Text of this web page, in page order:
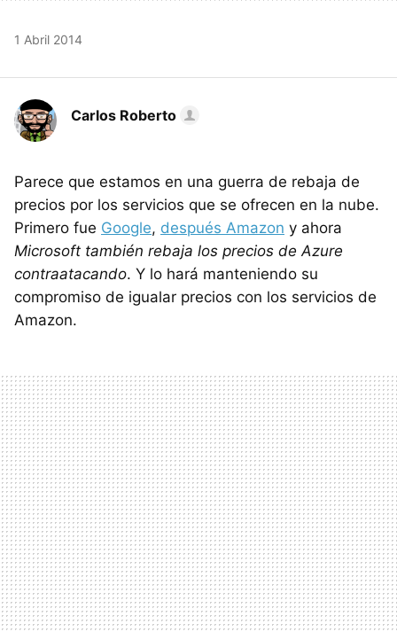
1 Abril 2014
Carlos Roberto
Parece que estamos en una guerra de rebaja de
precios por los servicios que se ofrecen en la nube.
Primero fue Google, después Amazon y ahora
Microsoft también rebaja los precios de Azure
contraatacando. Y lo hará manteniendo su
compromiso de igualar precios con los servicios de
Amazon.